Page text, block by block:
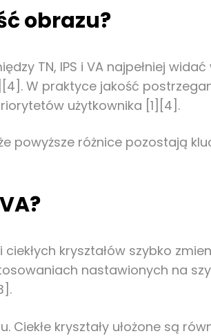
obrazu?
TN, IPS i VA najpełniej
W praktyce jakość
użytkownika [1][4].
powyższe różnice pozostają
kryształów szybko
nastawionych na
Ciekłe kryształy ułożone są